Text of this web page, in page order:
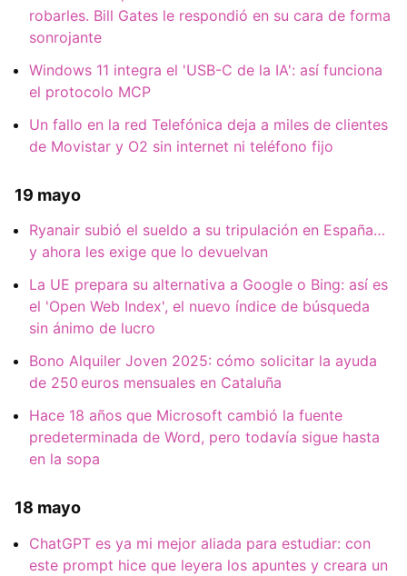
robarles. Bill Gates le respondió en su cara de forma
sonrojante
Windows 11 integra el 'USB-C de la IA': así funciona
el protocolo MCP
Un fallo en la red Telefónica deja a miles de clientes
de Movistar y O2 sin internet ni teléfono fijo
19 mayo
Ryanair subió el sueldo a su tripulación en España…
y ahora les exige que lo devuelvan
La UE prepara su alternativa a Google o Bing: así es
el 'Open Web Index', el nuevo índice de búsqueda
sin ánimo de lucro
Bono Alquiler Joven 2025: cómo solicitar la ayuda
de 250 euros mensuales en Cataluña
Hace 18 años que Microsoft cambió la fuente
predeterminada de Word, pero todavía sigue hasta
en la sopa
18 mayo
ChatGPT es ya mi mejor aliada para estudiar: con
este prompt hice que leyera los apuntes y creara un